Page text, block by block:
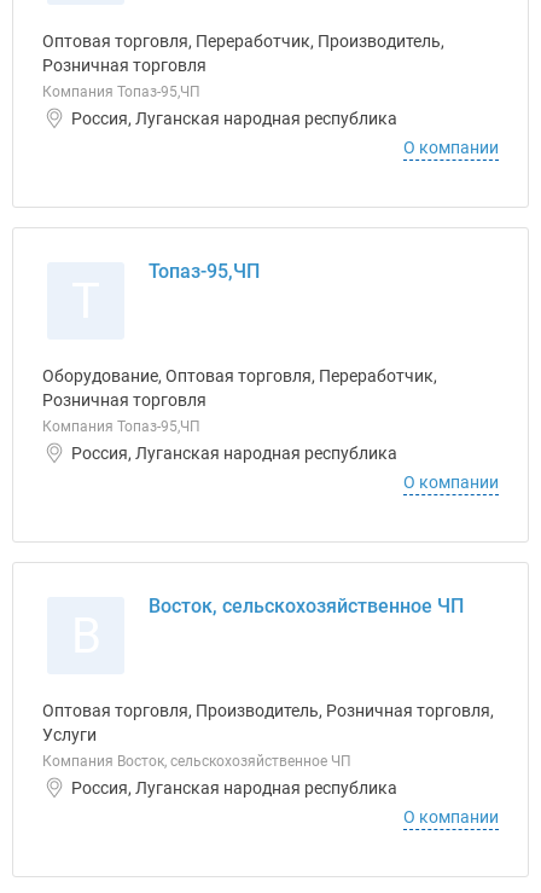
Оптовая торговля, Переработчик, Производитель,
Розничная торговля
Компания Топаз-95,ЧП
Россия, Луганская народная республика
О компании
Топаз-95,ЧП
Оборудование, Оптовая торговля, Переработчик,
Розничная торговля
Компания Топаз-95,ЧП
Россия, Луганская народная республика
О компании
Восток, сельскохозяйственное ЧП
Оптовая торговля, Производитель, Розничная торговля,
Услуги
Компания Восток, сельскохозяйственное ЧП
Россия, Луганская народная республика
О компании